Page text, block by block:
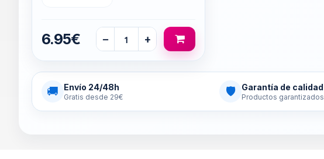
6.95€ − +
🚚 Envío 24/48h
Gratis desde 29€ 🛡 Garantía de calidad
Productos garantizados